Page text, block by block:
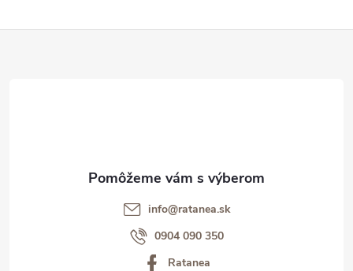
info@ratanea.sk
0904 090 350
Ratanea